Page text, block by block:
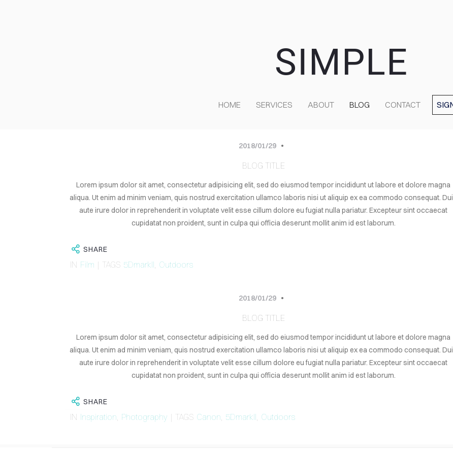
SIMPLE
HOME SERVICES ABOUT BLOG CONTACT
2018/01/29
BLOG TITLE
Lorem ipsum dolor sit amet, consectetur adipisicing elit, sed do eiusmod tempor incididunt ut labore et dolore magna
aliqua. Ut enim ad minim veniam, quis nostrud exercitation ullamco laboris nisi ut aliquip ex ea commodo consequat.
aute irure dolor in reprehenderit in voluptate velit esse cillum dolore eu fugiat nulla pariatur. Excepteur sint occaecat
cupidatat non proident, sunt in culpa qui officia deserunt mollit anim id est laborum.
SHARE
IN Film | TAGS 5DmarkII, Outdoors
2018/01/29
BLOG TITLE
Lorem ipsum dolor sit amet, consectetur adipisicing elit, sed do eiusmod tempor incididunt ut labore et dolore magna
aliqua. Ut enim ad minim veniam, quis nostrud exercitation ullamco laboris nisi ut aliquip ex ea commodo consequat.
aute irure dolor in reprehenderit in voluptate velit esse cillum dolore eu fugiat nulla pariatur. Excepteur sint occaecat
cupidatat non proident, sunt in culpa qui officia deserunt mollit anim id est laborum.
SHARE
IN Inspiration, Photography | TAGS Canon, 5DmarkII, Outdoors